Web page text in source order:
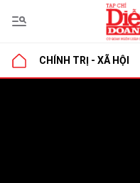
CHÍNH TRỊ - XÃ HỘI